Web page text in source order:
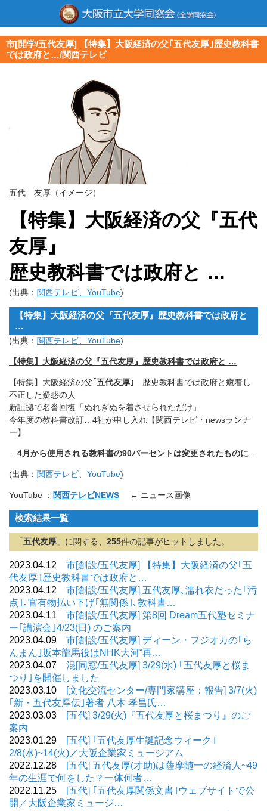
市[開学/五代友厚] 【特集】大阪経済の父｢五代友厚｣歴史教科書
では政府と…/関西テレビ
五代 友厚（イメージ）
【特集】大阪経済の父『五代
友厚』
歴史教科書では政府と …
(出典： 関西テレビ、YouTube)
【特集】大阪経済の父『五代友厚』歴史教科書では政府と
…
(出典： 関西テレビ、YouTube)
【特集】大阪経済の父『五代友厚』歴史教科書では政府と …
【特集】大阪経済の父｢ 五代友厚 ｣ 歴史教科書では政府と癒着し
不正した疑惑の人
新証拠で名誉回復「ぬれぎぬを着させられただけ」
今年度の教科書改訂…4社が申し入れ【関西テレビ・newsランナ
ー】
4月から使用される教科書の90パーセントは変更されたものに
(出典： 関西テレビ、YouTube)
YouTube ： 関西テレビNEWS ← ニュース画像
検索結果一覧
「 五代友厚 」に関する、 255件の記事がヒットしました。
2023.04.12 市[創設/五代友厚] 【特集】大阪経済の父｢五
代友厚｣歴史教科書では政府と…
2023.04.12 市[創設/五代友厚] 五代友厚､濡れ衣だった｢汚
点｣｡官有物払い下げ｢無関係｣､教科書…
2023.04.11 市[創設/五代友厚] 第8回 Dream五代塾セミナ
ー｢講演会｣4/23(日) のご案内
2023.04.09 市[創設/五代友厚] ディーン・フジオカの｢ら
んまん｣坂本龍馬役はNHK大河“再…
2023.04.07 混[同窓/五代友厚] 3/29(水) ｢五代友厚と桜ま
つり｣を開催しました
2023.03.10
[文化交流センター/専門家講座：報告] 3/7(火)
｢新・五代友厚伝｣著者 八木 孝昌氏…
2023.03.03
[五代] 3/29(火)『五代友厚と桜まつり』のご
案内
2023.01.29
[五代] ｢五代友厚生誕記念ウィーク｣
2/8(水)~14(火)／大阪企業家ミュージアム
2022.12.28
[五代] 五代友厚(才助)は薩摩随一の経済人~49
年の生涯で何をした？一体何者…
2022.11.25
[五代] ｢五代友厚関係文書｣ウェブサイトで公
開／大阪企業家ミュージ…